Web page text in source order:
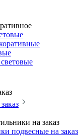
на заказ
подвесные на заказ